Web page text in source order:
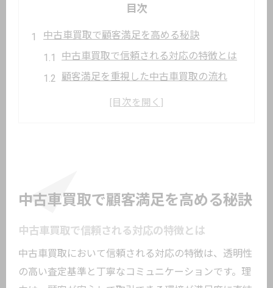
目次
中古車買取で顧客満足を高める秘訣
中古車買取で信頼される対応の特徴とは
顧客満足を重視した中古車買取の流れ
中古車買取業者選びで注意すべき点
査定前に知りたい中古車買取の基本知識
適切なタイミングで中古車買取を依頼す
中古車買取で顧客満足を高める秘訣
中古車買取で信頼される対応の特徴とは
中古車買取において信頼される対応の特徴は、透明性
の高い査定基準と丁寧なコミュニケーションです。理